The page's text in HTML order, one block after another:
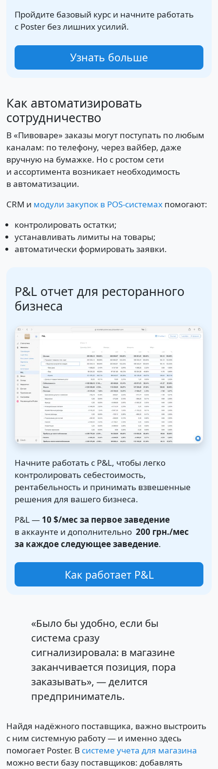
Пройдите базовый курс и начните работать
с Poster без лишних усилий.
Узнать больше
Как автоматизировать
сотрудничество
В «Пивоваре» заказы могут поступать по любым
каналам: по телефону, через вайбер, даже
вручную на бумажке. Но с ростом сети
и ассортимента возникает необходимость
в автоматизации.
CRM и модули закупок в POS-системахпомогают:
контролировать остатки;
устанавливать лимиты на товары;
автоматически формировать заявки.
P&L отчет для ресторанного
бизнеса
Начните работать с P&L, чтобы легко
контролировать себестоимость,
рентабельность и принимать взвешенные
решения для вашего бизнеса.
P&L — 10 $/мес за первое заведение
в аккаунте и дополнительно 200 грн./мес
за каждое следующее заведение.
Как работает P&L
«Было бы удобно, если бы
система сразу
сигнализировала: в магазине
заканчивается позиция, пора
заказывать», — делится
предприниматель.
Найдя надёжного поставщика, важно выстроить
с ним системную работу — и именно здесь
помогает Poster. В системе учета для магазина
можно вести базу поставщиков: добавлять